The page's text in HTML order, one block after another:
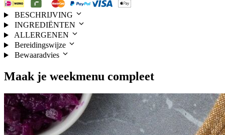
BESCHRIJVING
INGREDIËNTEN
ALLERGENEN
Bereidingswijze
Bewaaradvies
Maak je weekmenu compleet